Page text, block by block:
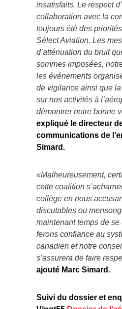
insatisfaits. Le respect
collaboration avec la
toujours été des
Sélect Aviation. Les
d’atténuation du bruit
sommes imposées,
les événements
de vigilance ainsi que
sur nos activités à
démontrer notre bonne
expliqué le directeur
communications de
Simard.
«Malheureusement,
cette coalition
collège en nous
discutables ou
maintenant temps de
ferons confiance au
canadien et notre
s’assurera de faire
ajouté Marc Simard.
Suivi du dossier et